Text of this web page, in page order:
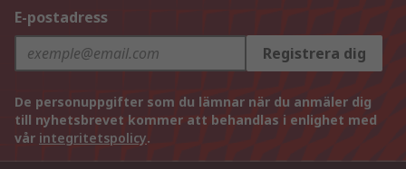
E-postadress
Registrera dig
De personuppgifter som du lämnar när du anmäler dig
till nyhetsbrevet kommer att behandlas i enlighet med
vår integritetspolicy.